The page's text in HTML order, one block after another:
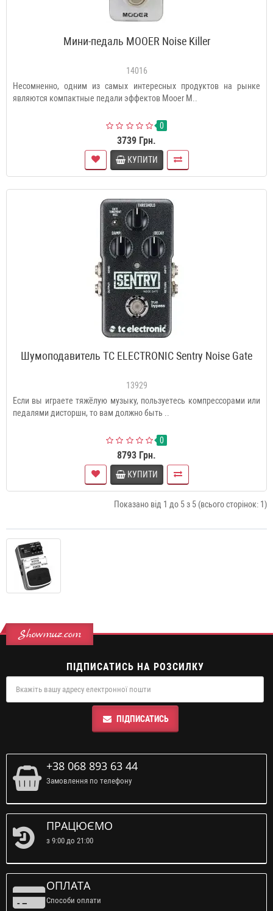
Мини-педаль MOOER Noise Killer
14016
Несомненно, одним из самых интересных продуктов на рынке
являются компактные педали эффектов Mooer M..
0
3739 Грн.
КУПИТИ
Шумоподавитель TC ELECTRONIC Sentry Noise Gate
13929
Если вы играете тяжёлую музыку, пользуетесь компрессорами или
педалями дисторшн, то вам должно быть ..
0
8793 Грн.
КУПИТИ
Показано від 1 до 5 з 5 (всього сторінок: 1)
Showmuz.com
ПІДПИСАТИСЬ НА РОЗСИЛКУ
ПІДПИСАТИСЬ
+38 068 893 63 44
Замовлення по телефону
ПРАЦЮЄМО
з 9:00 до 21:00
ОПЛАТА
Способи оплати